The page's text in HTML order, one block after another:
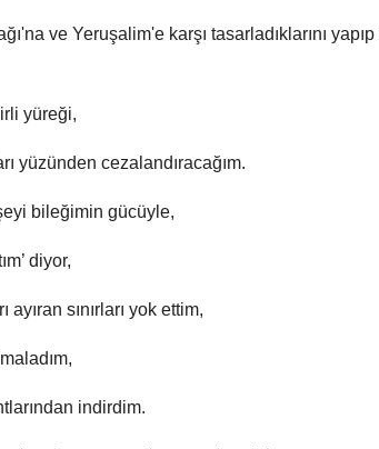
ve Yeruşalim'e karşı tasarladıklarını
yüreği,
yüzünden cezalandıracağım.
bileğimin gücüyle,
diyor,
ayıran sınırları yok ettim,
indirdim.